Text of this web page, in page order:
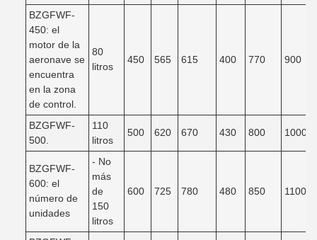
BZGFWF-
450: el
motor de la
aeronave se
encuentra
en la zona
de control.
80
litros
450 565 615 400 770 900
BZGFWF-
500.
110
litros
500 620 670 430 800 1000
BZGFWF-
600: el
número de
unidades
- No
más
de
150
litros
600 725 780 480 850 1100